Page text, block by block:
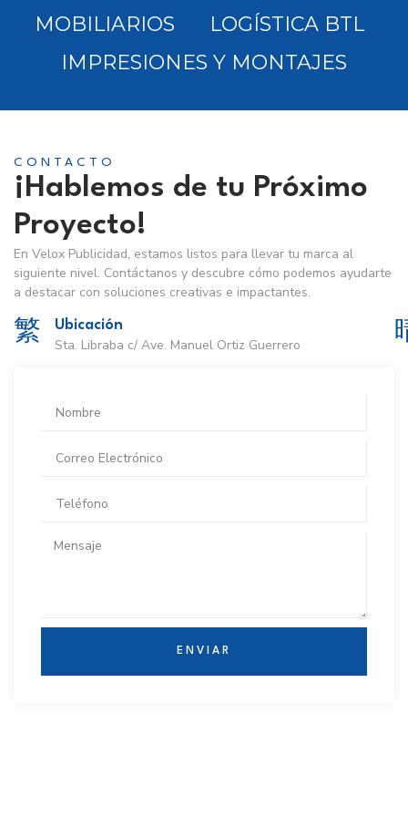
MOBILIARIOS
LOGÍSTICA BTL
IMPRESIONES Y MONTAJES
CONTACTO
¡Hablemos de tu Próximo
Proyecto!
En Velox Publicidad, estamos listos para llevar tu marca al
siguiente nivel. Contáctanos y descubre cómo podemos ayudarte
a destacar con soluciones creativas e impactantes.
Ubicación
Sta. Libraba c/ Ave. Manuel Ortiz Guerrero
ENVIAR